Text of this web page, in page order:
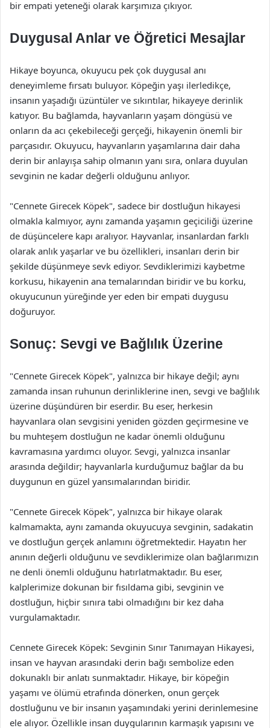
bir empati yeteneği olarak karşımıza çıkıyor.
Duygusal Anlar ve Öğretici Mesajlar
Hikaye boyunca, okuyucu pek çok duygusal anı
deneyimleme fırsatı buluyor. Köpeğin yaşı ilerledikçe,
insanın yaşadığı üzüntüler ve sıkıntılar, hikayeye derinlik
katıyor. Bu bağlamda, hayvanların yaşam döngüsü ve
onların da acı çekebileceği gerçeği, hikayenin önemli bir
parçasıdır. Okuyucu, hayvanların yaşamlarına dair daha
derin bir anlayışa sahip olmanın yanı sıra, onlara duyulan
sevginin ne kadar değerli olduğunu anlıyor.
"Cennete Girecek Köpek", sadece bir dostluğun hikayesi
olmakla kalmıyor, aynı zamanda yaşamın geçiciliği üzerine
de düşüncelere kapı aralıyor. Hayvanlar, insanlardan farklı
olarak anlık yaşarlar ve bu özellikleri, insanları derin bir
şekilde düşünmeye sevk ediyor. Sevdiklerimizi kaybetme
korkusu, hikayenin ana temalarından biridir ve bu korku,
okuyucunun yüreğinde yer eden bir empati duygusu
doğuruyor.
Sonuç: Sevgi ve Bağlılık Üzerine
"Cennete Girecek Köpek", yalnızca bir hikaye değil; aynı
zamanda insan ruhunun derinliklerine inen, sevgi ve bağlılık
üzerine düşündüren bir eserdir. Bu eser, herkesin
hayvanlara olan sevgisini yeniden gözden geçirmesine ve
bu muhteşem dostluğun ne kadar önemli olduğunu
kavramasına yardımcı oluyor. Sevgi, yalnızca insanlar
arasında değildir; hayvanlarla kurduğumuz bağlar da bu
duygunun en güzel yansımalarından biridir.
"Cennete Girecek Köpek", yalnızca bir hikaye olarak
kalmamakta, aynı zamanda okuyucuya sevginin, sadakatin
ve dostluğun gerçek anlamını öğretmektedir. Hayatın her
anının değerli olduğunu ve sevdiklerimize olan bağlarımızın
ne denli önemli olduğunu hatırlatmaktadır. Bu eser,
kalplerimize dokunan bir fısıldama gibi, sevginin ve
dostluğun, hiçbir sınıra tabi olmadığını bir kez daha
vurgulamaktadır.
Cennete Girecek Köpek: Sevginin Sınır Tanımayan Hikayesi,
insan ve hayvan arasındaki derin bağı sembolize eden
dokunaklı bir anlatı sunmaktadır. Hikaye, bir köpeğin
yaşamı ve ölümü etrafında dönerken, onun gerçek
dostluğunu ve bir insanın yaşamındaki yerini derinlemesine
ele alıyor. Özellikle insan duygularının karmaşık yapısını ve